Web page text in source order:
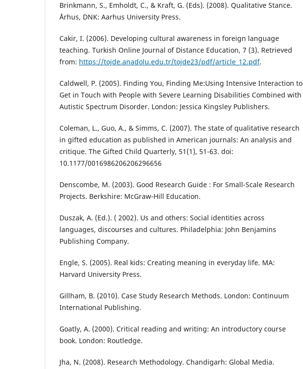
Brinkmann, S., Emholdt, C., & Kraft, G. (Eds). (2008). Qualitative Stance.
Århus, DNK: Aarhus University Press.
Cakir, I. (2006). Developing cultural awareness in foreign language
teaching. Turkish Online Journal of Distance Education, 7 (3). Retrieved
from: https://tojde.anadolu.edu.tr/tojde23/pdf/article_12.pdf.
Caldwell, P. (2005). Finding You, Finding Me:Using Intensive Interaction to
Get in Touch with People with Severe Learning Disabilities Combined with
Autistic Spectrum Disorder. London: Jessica Kingsley Publishers.
Coleman, L., Guo, A., & Simms, C. (2007). The state of qualitative research
in gifted education as published in American journals: An analysis and
critique. The Gifted Child Quarterly, 51(1), 51-63. doi:
10.1177/0016986206206296656
Denscombe, M. (2003). Good Research Guide : For Small-Scale Research
Projects. Berkshire: McGraw-Hill Education.
Duszak, A. (Ed.). ( 2002). Us and others: Social identities across
languages, discourses and cultures. Philadelphia: John Benjamins
Publishing Company.
Engle, S. (2005). Real kids: Creating meaning in everyday life. MA:
Harvard University Press.
Gillham, B. (2010). Case Study Research Methods. London: Continuum
International Publishing.
Goatly, A. (2000). Critical reading and writing: An introductory course
book. London: Routledge.
Jha, N. (2008). Research Methodology. Chandigarh: Global Media.